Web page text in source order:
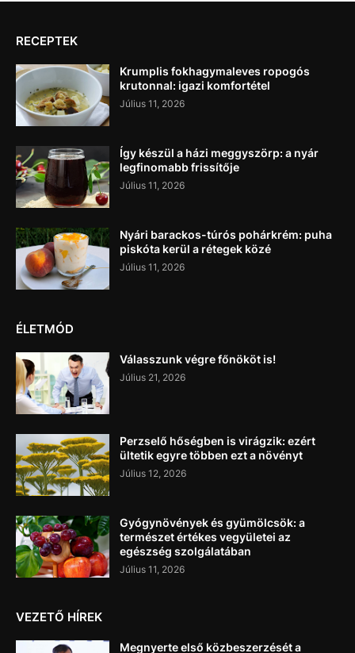
RECEPTEK
Krumplis fokhagymaleves ropogós
krutonnal: igazi komfortétel
Július 11, 2026
Így készül a házi meggyszörp: a nyár
legfinomabb frissítője
Július 11, 2026
Nyári barackos-túrós pohárkrém: puha
piskóta kerül a rétegek közé
Július 11, 2026
ÉLETMÓD
Válasszunk végre főnököt is!
Július 21, 2026
Perzselő hőségben is virágzik: ezért
ültetik egyre többen ezt a növényt
Július 12, 2026
Gyógynövények és gyümölcsök: a
természet értékes vegyületei az
egészség szolgálatában
Július 11, 2026
VEZETŐ HÍREK
Megnyerte első közbeszerzését a